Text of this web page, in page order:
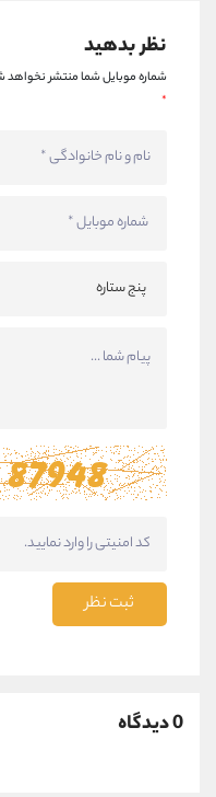
نظر بدهید
شماره موبایل شما منتشر نخواهد
*
ثبت نظر
0 دیدگاه